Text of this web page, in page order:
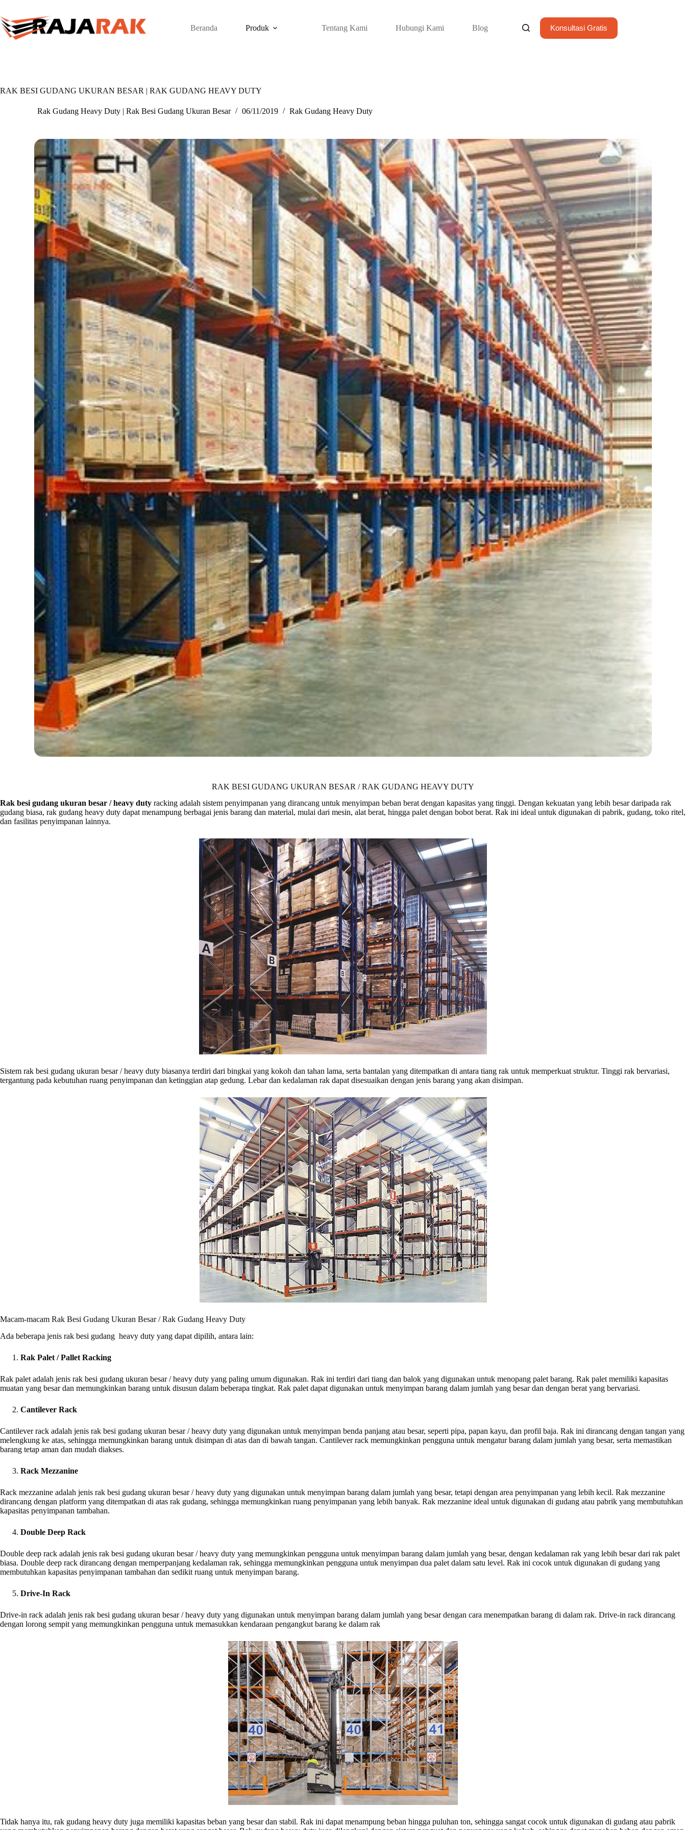
content
Beranda Produk Tentang Kami Hubungi Kami Blog Konsultasi Gratis
RAK BESI GUDANG UKURAN BESAR | RAK GUDANG HEAVY DUTY
Rak Gudang Heavy Duty | Rak Besi Gudang Ukuran Besar 06/11/2019 Rak Gudang Heavy Duty
RAK BESI GUDANG UKURAN BESAR / RAK GUDANG HEAVY DUTY
Rak besi gudang ukuran besar / heavy duty racking adalah sistem penyimpanan yang dirancang untuk menyimpan beban berat dengan kapasitas yang tinggi. Dengan kekuatan yang lebih besar daripada rak
gudang biasa, rak gudang heavy duty dapat menampung berbagai jenis barang dan material, mulai dari mesin, alat berat, hingga palet dengan bobot berat. Rak ini ideal untuk digunakan di pabrik, gudang, toko ritel,
dan fasilitas penyimpanan lainnya.
Sistem rak besi gudang ukuran besar / heavy duty biasanya terdiri dari bingkai yang kokoh dan tahan lama, serta bantalan yang ditempatkan di antara tiang rak untuk memperkuat struktur. Tinggi rak bervariasi,
tergantung pada kebutuhan ruang penyimpanan dan ketinggian atap gedung. Lebar dan kedalaman rak dapat disesuaikan dengan jenis barang yang akan disimpan.
Macam-macam Rak Besi Gudang Ukuran Besar / Rak Gudang Heavy Duty
Ada beberapa jenis rak besi gudang heavy duty yang dapat dipilih, antara lain:
Rak Palet / Pallet Racking
Rak palet adalah jenis rak besi gudang ukuran besar / heavy duty yang paling umum digunakan. Rak ini terdiri dari tiang dan balok yang digunakan untuk menopang palet barang. Rak palet memiliki kapasitas
muatan yang besar dan memungkinkan barang untuk disusun dalam beberapa tingkat. Rak palet dapat digunakan untuk menyimpan barang dalam jumlah yang besar dan dengan berat yang bervariasi.
Cantilever Rack
Cantilever rack adalah jenis rak besi gudang ukuran besar / heavy duty yang digunakan untuk menyimpan benda panjang atau besar, seperti pipa, papan kayu, dan profil baja. Rak ini dirancang dengan tangan yang
melengkung ke atas, sehingga memungkinkan barang untuk disimpan di atas dan di bawah tangan. Cantilever rack memungkinkan pengguna untuk mengatur barang dalam jumlah yang besar, serta memastikan
barang tetap aman dan mudah diakses.
Rack Mezzanine
Rack mezzanine adalah jenis rak besi gudang ukuran besar / heavy duty yang digunakan untuk menyimpan barang dalam jumlah yang besar, tetapi dengan area penyimpanan yang lebih kecil. Rak mezzanine
dirancang dengan platform yang ditempatkan di atas rak gudang, sehingga memungkinkan ruang penyimpanan yang lebih banyak. Rak mezzanine ideal untuk digunakan di gudang atau pabrik yang membutuhkan
kapasitas penyimpanan tambahan.
Double Deep Rack
Double deep rack adalah jenis rak besi gudang ukuran besar / heavy duty yang memungkinkan pengguna untuk menyimpan barang dalam jumlah yang besar, dengan kedalaman rak yang lebih besar dari rak palet
biasa. Double deep rack dirancang dengan memperpanjang kedalaman rak, sehingga memungkinkan pengguna untuk menyimpan dua palet dalam satu level. Rak ini cocok untuk digunakan di gudang yang
membutuhkan kapasitas penyimpanan tambahan dan sedikit ruang untuk menyimpan barang.
Drive-In Rack
Drive-in rack adalah jenis rak besi gudang ukuran besar / heavy duty yang digunakan untuk menyimpan barang dalam jumlah yang besar dengan cara menempatkan barang di dalam rak. Drive-in rack dirancang
dengan lorong sempit yang memungkinkan pengguna untuk memasukkan kendaraan pengangkut barang ke dalam rak
Tidak hanya itu, rak gudang heavy duty juga memiliki kapasitas beban yang besar dan stabil. Rak ini dapat menampung beban hingga puluhan ton, sehingga sangat cocok untuk digunakan di gudang atau pabrik